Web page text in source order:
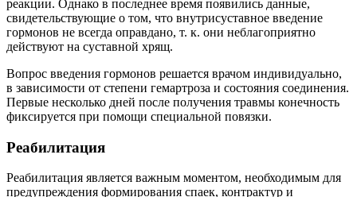
реакции. Однако в последнее время появились данные,
свидетельствующие о том, что внутрисуставное введение
гормонов не всегда оправдано, т. к. они неблагоприятно
действуют на суставной хрящ.
Вопрос введения гормонов решается врачом индивидуально,
в зависимости от степени гемартроза и состояния соединения.
Первые несколько дней после получения травмы конечность
фиксируется при помощи специальной повязки.
Реабилитация
Реабилитация является важным моментом, необходимым для
предупреждения формирования спаек, контрактур и